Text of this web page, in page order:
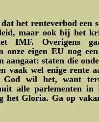
het renteverbod een
maar ook bij het
IMF. Overigens
onze eigen EU nog
aangaat: staten die
vaak wel enige rente
God wil het, want
alle parlementen in
het Gloria. Ga op